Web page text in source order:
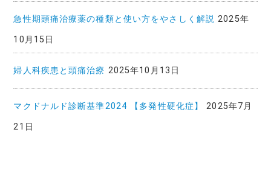
急性期頭痛治療薬の種類と使い方をやさしく解説 2025年
10月15日
婦人科疾患と頭痛治療 2025年10月13日
マクドナルド診断基準2024 【多発性硬化症】
2025年7月
21日